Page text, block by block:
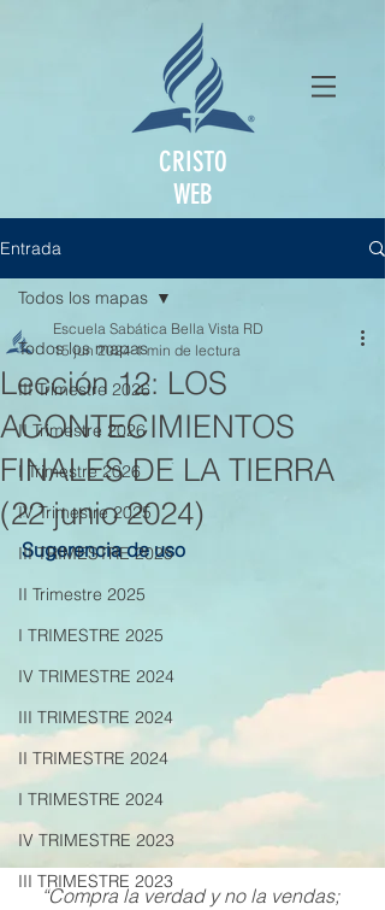
CRISTO
WEB
Entrada
Todos los mapas
III Trimestre 2026
II Trimestre 2026
I Trimestre 2026
IV Trimestre 2025
III TRIMESTRE 2025
II Trimestre 2025
I TRIMESTRE 2025
IV TRIMESTRE 2024
III TRIMESTRE 2024
II TRIMESTRE 2024
I TRIMESTRE 2024
IV TRIMESTRE 2023
III TRIMESTRE 2023
Todos los mapas
Lección 12: LOS
ACONTECIMIENTOS
FINALES DE LA TIERRA
(22 junio 2024)
Escuela Sabática Bella Vista RD
15 jun 2024 1 min de lectura
Sugerencia de uso
“Compra la verdad y no la vendas;